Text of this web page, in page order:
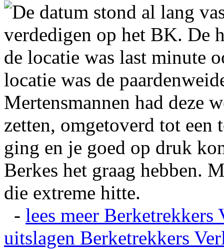
De datum stond al lang
verdedigen op het BK. De
de locatie was last minute
locatie was de
Mertensmannen had deze
zetten, omgetoverd tot
ging en je goed op druk
Berkes het graag hebben.
die extreme hitte.
- lees meer Berketrekkers
uitslagen Berketrekkers